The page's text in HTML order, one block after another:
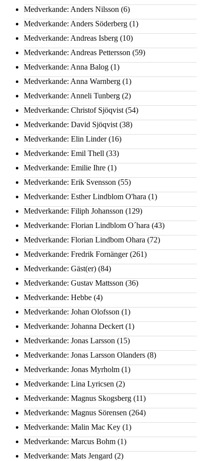
Medverkande: Anders Nilsson (6)
Medverkande: Anders Söderberg (1)
Medverkande: Andreas Isberg (10)
Medverkande: Andreas Pettersson (59)
Medverkande: Anna Balog (1)
Medverkande: Anna Warnberg (1)
Medverkande: Anneli Tunberg (2)
Medverkande: Christof Sjöqvist (54)
Medverkande: David Sjöqvist (38)
Medverkande: Elin Linder(16)
Medverkande: Emil Thell (33)
Medverkande: Emilie Ihre (1)
Medverkande: Erik Svensson (55)
Medverkande: Esther Lindblom O'hara (1)
Medverkande: Filiph Johansson (129)
Medverkande: Florian Lindblom O´hara (43)
Medverkande: Florian Lindbom Ohara (72)
Medverkande: Fredrik Fornänger(261)
Medverkande: Gäst(er) (84)
Medverkande: Gustav Mattsson (36)
Medverkande: Hebbe (4)
Medverkande: Johan Olofsson (1)
Medverkande: Johanna Deckert (1)
Medverkande: Jonas Larsson (15)
Medverkande: Jonas Larsson Olanders (8)
Medverkande: Jonas Myrholm (1)
Medverkande: Lina Lyricsen (2)
Medverkande: Magnus Skogsberg (11)
Medverkande: Magnus Sörensen (264)
Medverkande: Malin Mac Key (1)
Medverkande: Marcus Bohm (1)
Medverkande: Mats Jengard (2)